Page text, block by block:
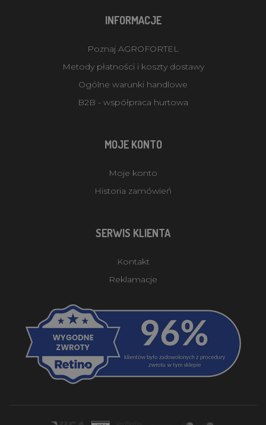
INFORMACJE
Poznaj AGROFORTEL
Metody płatności i koszty dostawy
Ogólne warunki handlowe
B2B - współpraca hurtowa
MOJE KONTO
Moje konto
Historia zamówień
SERWIS KLIENTA
Kontakt
Reklamacje